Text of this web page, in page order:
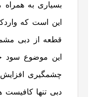
بسیاری به همراه
این است که
قطعه از دبی
این موضوع سود
چشمگیری افزایش
دبی تنها کافیست